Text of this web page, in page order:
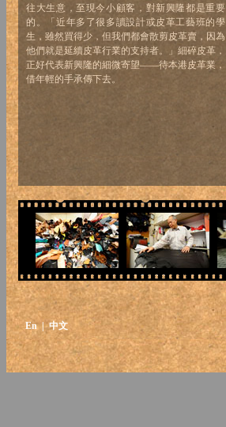
往大生意，至現今小顧客，對新興隆都是重要
的。「近年多了很多讀設計或皮革工藝班的學
生，雖然買得少，但我們都會散剪皮革賣，因為
他們就是延續皮革行業的支持者。」細碎皮革，
正好代表新興隆的細微寄望——待本港皮革業，
借年輕的手承傳下去。
En| 中文